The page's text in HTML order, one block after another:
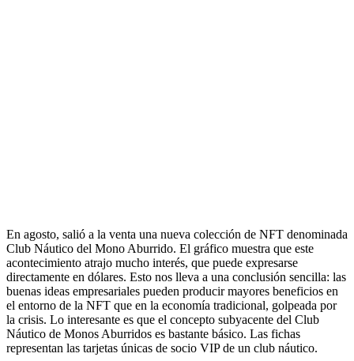
En agosto, salió a la venta una nueva colección de NFT denominada
Club Náutico del Mono Aburrido. El gráfico muestra que este
acontecimiento atrajo mucho interés, que puede expresarse
directamente en dólares. Esto nos lleva a una conclusión sencilla: las
buenas ideas empresariales pueden producir mayores beneficios en
el entorno de la NFT que en la economía tradicional, golpeada por
la crisis. Lo interesante es que el concepto subyacente del Club
Náutico de Monos Aburridos es bastante básico. Las fichas
representan las tarjetas únicas de socio VIP de un club náutico.